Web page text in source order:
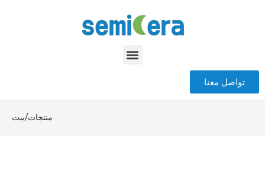
تواصل معنا
بيت/منتجات